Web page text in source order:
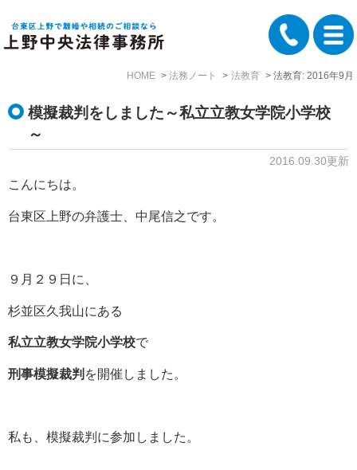
HOME 法務ノート 法教育 法教育: 2016年9月
模擬裁判をしました～私立立教女学院小学校
～
2016.09.30更新
こんにちは。
台東区上野の弁護士、中尾信之です。
９月２９日に、
杉並区久我山にある
私立立教女学院小学校で
刑事模擬裁判 を開催しました。
私も、模擬裁判に参加しました。